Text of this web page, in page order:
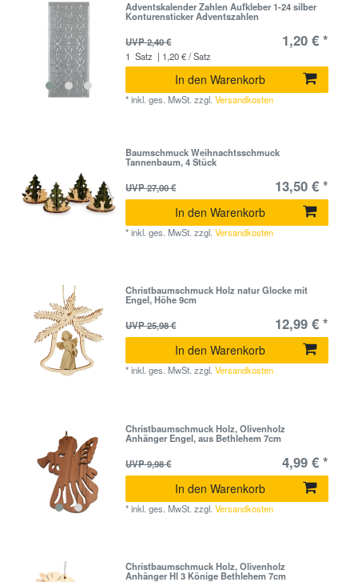
Adventskalender Zahlen Aufkleber 1-24 silber
Konturensticker Adventszahlen
UVP 2,40 €
1,20 € *
1 Satz | 1,20 € / Satz
In den Warenkorb
*inkl. ges. MwSt. zzgl.Versandkosten
Baumschmuck Weihnachtsschmuck
Tannenbaum, 4 Stück
UVP 27,00 €
13,50 € *
In den Warenkorb
*inkl. ges. MwSt. zzgl.Versandkosten
Christbaumschmuck Holz natur Glocke mit
Engel, Höhe 9cm
UVP 25,98 €
12,99 € *
In den Warenkorb
*inkl. ges. MwSt. zzgl.Versandkosten
Christbaumschmuck Holz, Olivenholz
Anhänger Engel, aus Bethlehem 7cm
UVP 9,98 €
4,99 € *
In den Warenkorb
*inkl. ges. MwSt. zzgl.Versandkosten
Christbaumschmuck Holz, Olivenholz
Anhänger Hl 3 Könige Bethlehem 7cm